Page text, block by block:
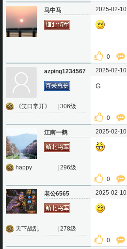
马中马 2025-02-10
0
azping1234567
《笑口常开》 306级
2025-02-10
G
0
江南一鹤
happy 296级
2025-02-10
0
老公6565
天下战乱 278级
2025-02-10
0